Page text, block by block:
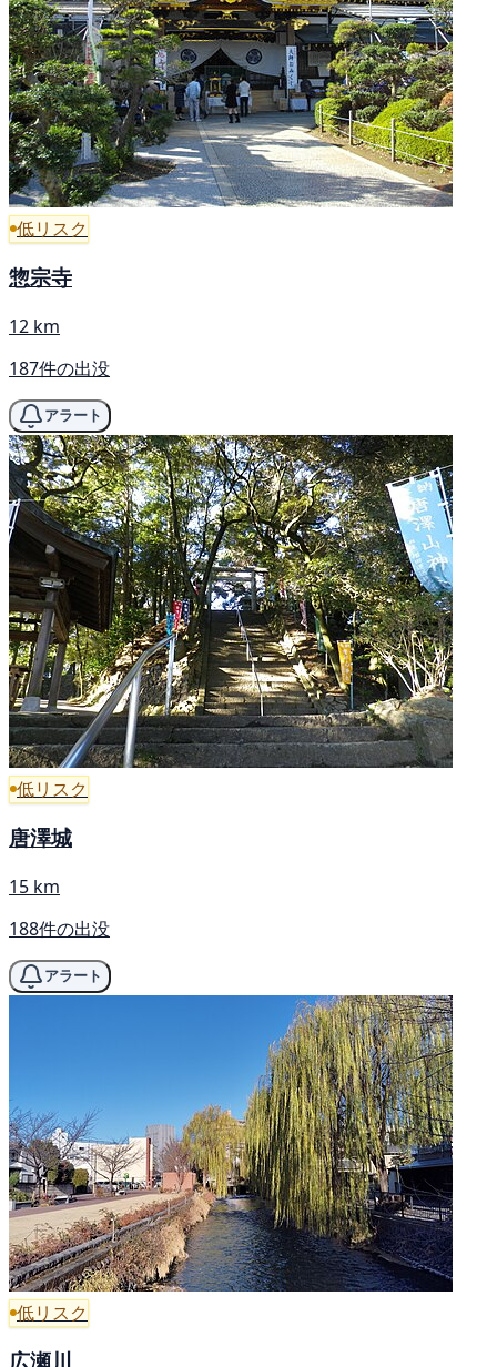
低リスク
惣宗寺
12 km
187件の出没
アラート
低リスク
唐澤城
15 km
188件の出没
アラート
低リスク
広瀬川